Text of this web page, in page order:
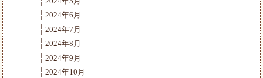
2024年6月
2024年7月
2024年8月
2024年9月
2024年10月